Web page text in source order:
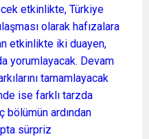
etkinlikte, Türkiye
olarak hafızalara
etkinlikte iki duayen,
yorumlayacak. Devam
tamamlayacak
ise farklı tarzda
bölümün ardından
sürpriz